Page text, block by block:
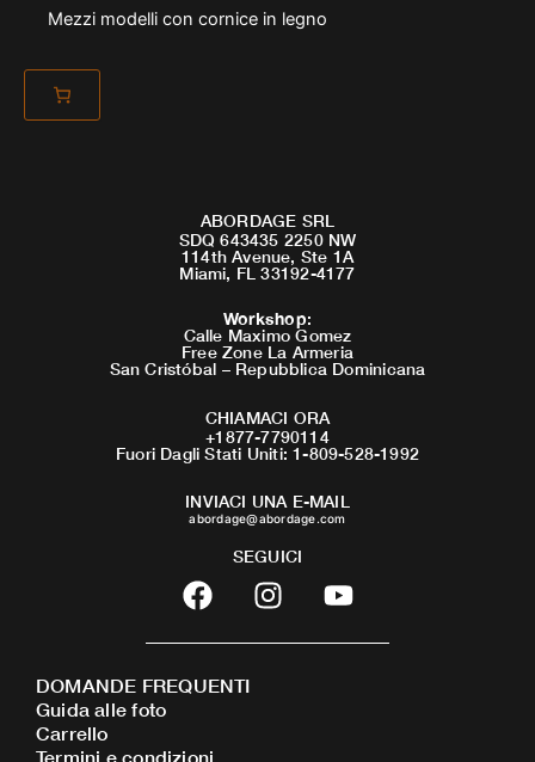
Mezzi modelli con cornice in legno
ABORDAGE SRL
SDQ 643435 2250 NW
114th Avenue, Ste 1A
Miami, FL 33192-4177
Workshop:
Calle Maximo Gomez
Free Zone La Armeria
San Cristóbal – Repubblica Dominicana
CHIAMACI ORA
+1877-7790114
Fuori Dagli Stati Uniti: 1-809-528-1992
INVIACI UNA E-MAIL
abordage@abordage.com
SEGUICI
F
a
c
b
I
n
s
Y
o
u
DOMANDE FREQUENTI
Guida alle foto
Carrello
Termini e condizioni